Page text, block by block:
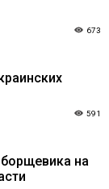
673
591
на